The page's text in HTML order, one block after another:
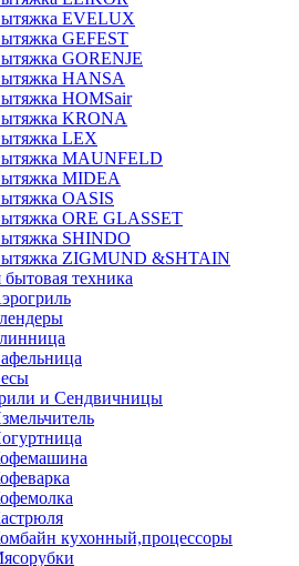
EVELUX
GEFEST
GORENJE
HANSA
HOMSair
KRONA
LEX
MAUNFELD
MIDEA
OASIS
ORE GLASSET
SHINDO
ZIGMUND &SHTAIN
техника
и Сендвичницы
кухонный,процессоры